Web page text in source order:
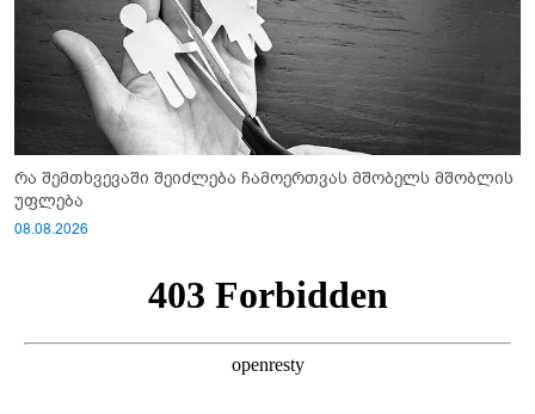
რა შემთხვევაში შეიძლება ჩამოერთვას მშობელს მშობლის
უფლება
08.08.2026